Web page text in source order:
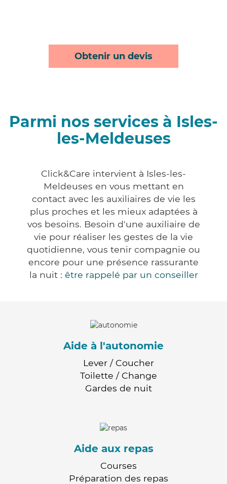
Obtenir un devis
Parmi nos services à Isles-
les-Meldeuses
Click&Care intervient à Isles-les-
Meldeuses en vous mettant en
contact avec les auxiliaires de vie les
plus proches et les mieux adaptées à
vos besoins. Besoin d'une auxiliaire de
vie pour réaliser les gestes de la vie
quotidienne, vous tenir compagnie ou
encore pour une présence rassurante
la nuit : être rappelé par un conseiller
Aide à l'autonomie
Lever / Coucher
Toilette / Change
Gardes de nuit
Aide aux repas
Courses
Préparation des repas